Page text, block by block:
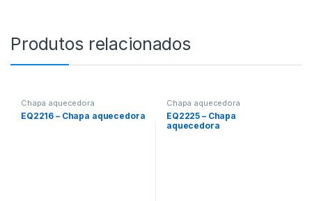
Produtos relacionados
Chapa aquecedora
EQ2216 – Chapa aquecedora
Chapa aquecedora
EQ2225 – Chapa
aquecedora